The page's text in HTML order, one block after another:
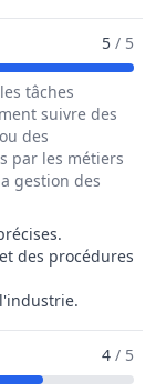
Assureur /
5 / 5
tâches
suivre des
des
par les métiers
gestion des
des procédures
/ 4 / 5